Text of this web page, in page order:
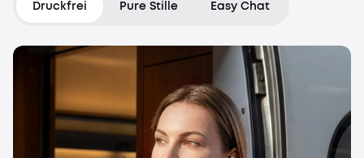
Druckfrei Pure Stille Easy Chat